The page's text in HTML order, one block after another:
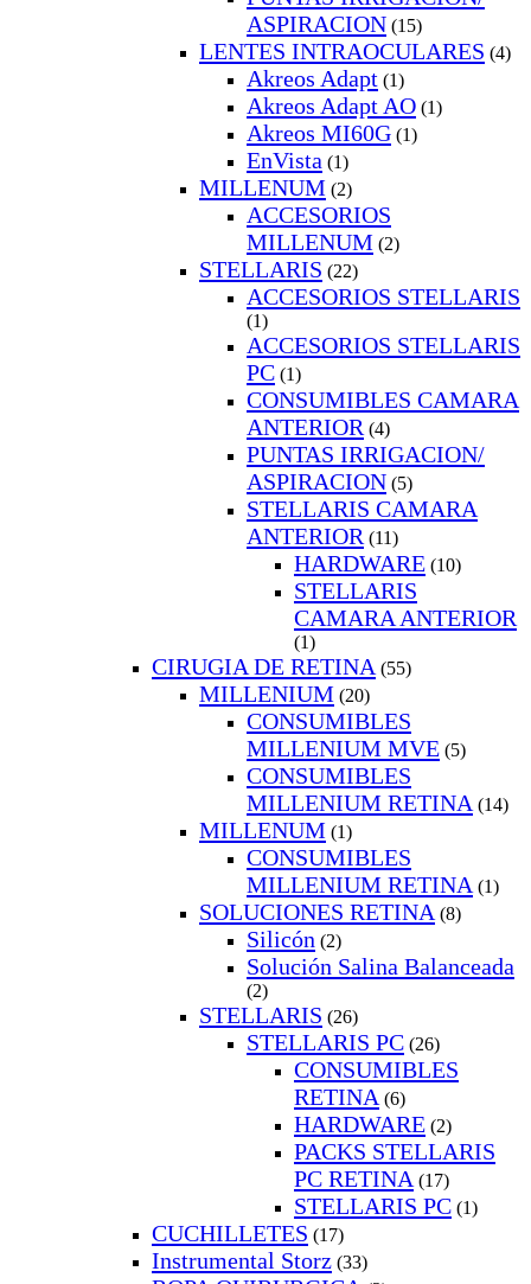
ASPIRACION (15)
LENTES INTRAOCULARES (4)
Akreos Adapt (1)
Akreos Adapt AO (1)
Akreos MI60G (1)
EnVista (1)
MILLENUM (2)
ACCESORIOS
MILLENUM (2)
STELLARIS (22)
ACCESORIOS STELLARIS
(1)
ACCESORIOS STELLARIS
PC (1)
CONSUMIBLES CAMARA
ANTERIOR (4)
PUNTAS IRRIGACION/
ASPIRACION (5)
STELLARIS CAMARA
ANTERIOR (11)
HARDWARE (10)
STELLARIS
CAMARA ANTERIOR
(1)
CIRUGIA DE RETINA (55)
MILLENIUM (20)
CONSUMIBLES
MILLENIUM MVE (5)
CONSUMIBLES
MILLENIUM RETINA (14)
MILLENUM (1)
CONSUMIBLES
MILLENIUM RETINA (1)
SOLUCIONES RETINA (8)
Silicón (2)
Solución Salina Balanceada
(2)
STELLARIS (26)
STELLARIS PC (26)
CONSUMIBLES
RETINA (6)
HARDWARE (2)
PACKS STELLARIS
PC RETINA (17)
STELLARIS PC (1)
CUCHILLETES (17)
Instrumental Storz (33)